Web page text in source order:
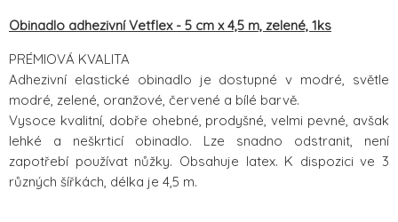
Obinadlo adhezivní Vetflex - 5 cm x 4,5 m, zelené, 1ks
PRÉMIOVÁ KVALITA
Adhezivní elastické obinadlo je dostupné v modré, světle
modré, zelené, oranžové, červené a bílé barvě.
Vysoce kvalitní, dobře ohebné, prodyšné, velmi pevné, avšak
lehké a neškrticí obinadlo. Lze snadno odstranit, není
zapotřebí používat nůžky. Obsahuje latex. K dispozici ve 3
různých šířkách, délka je 4,5 m.